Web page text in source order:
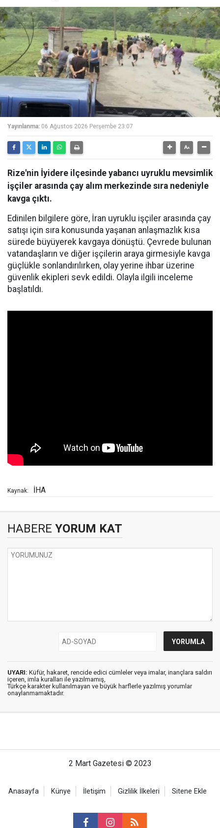
Yayınlanma: 06 Ağustos 2026 Perşembe 23:07
Rize'nin İyidere ilçesinde yabancı uyruklu mevsimlik
işçiler arasında çay alım merkezinde sıra nedeniyle
kavga çıktı.
Edinilen bilgilere göre, İran uyruklu işçiler arasında çay
satışı için sıra konusunda yaşanan anlaşmazlık kısa
sürede büyüyerek kavgaya dönüştü. Çevrede bulunan
vatandaşların ve diğer işçilerin araya girmesiyle kavga
güçlükle sonlandırılırken, olay yerine ihbar üzerine
güvenlik ekipleri sevk edildi. Olayla ilgili inceleme
başlatıldı.
Kaynak: İHA
HABERE YORUM KAT
UYARI: Küfür, hakaret, rencide edici cümleler veya imalar, inançlara saldırı
içeren, imla kuralları ile yazılmamış,
Türkçe karakter kullanılmayan ve büyük harflerle yazılmış yorumlar
onaylanmamaktadır.
2 Mart Gazetesi © 2023
Anasayfa Künye İletişim Gizlilik İlkeleri Sitene Ekle